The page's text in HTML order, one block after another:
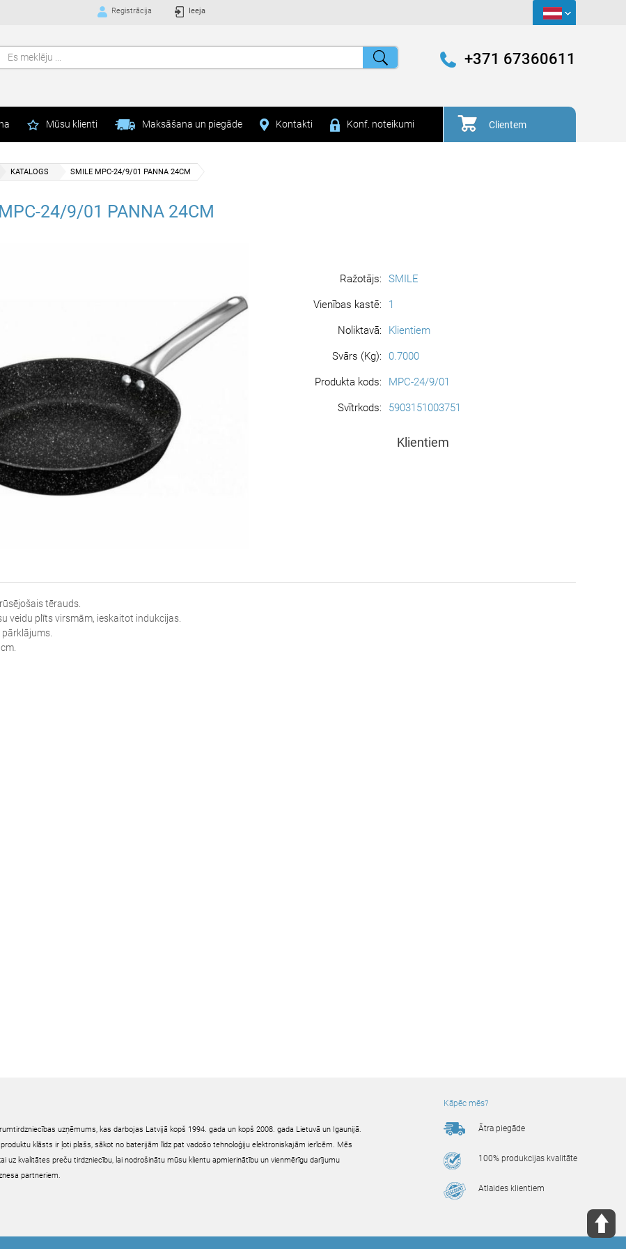
Registrācija Ieeja
+371 67360611
Mūsu klienti Maksāšana un piegāde Kontakti Konf. noteikumi Clientem
KATALOGS SMILE MPC-24/9/01 PANNA 24CM
24/9/01 PANNA 24CM
Ražotājs: SMILE
Vienības kastē: 1
Noliktavā: Klientiem
Svārs (Kg): 0.7000
Produkta kods: MPC-24/9/01
Svītrkods: 5903151003751
Klientiem
tērauds.
veidu plīts virsmām, ieskaitot indukcijas.
uzņēmums, kas darbojas Latvijā kopš 1994. gada un kopš 2008. gada Lietuvā un Igaunijā.
klāsts ir ļoti plašs, sākot no baterijām līdz pat vadošo tehnoloģiju elektroniskajām ierīcēm. Mēs
uz kvalitātes preču tirdzniecību, lai nodrošinātu mūsu klientu apmierinātību un vienmērīgu darījumu
partneriem.
Kāpēc mēs?
Ātra piegāde
100% produkcijas kvalitāte
Atlaides klientiem